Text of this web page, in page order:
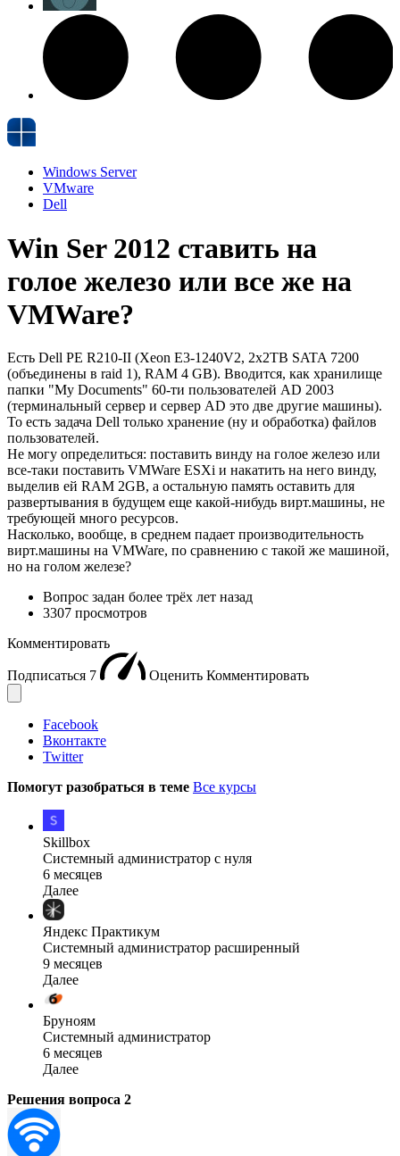
Windows Server
VMware
Dell
Win Ser 2012 ставить на
голое железо или все же на
VMWare?
Есть Dell PE R210-II (Xeon E3-1240V2, 2x2TB SATA 7200
(объединены в raid 1), RAM 4 GB). Вводится, как хранилище
папки "My Documents" 60-ти пользователей AD 2003
(терминальный сервер и сервер AD это две другие машины).
То есть задача Dell только хранение (ну и обработка) файлов
пользователей.
Не могу определиться: поставить винду на голое железо или
все-таки поставить VMWare ESXi и накатить на него винду,
выделив ей RAM 2GB, а остальную память оставить для
развертывания в будущем еще какой-нибудь вирт.машины, не
требующей много ресурсов.
Насколько, вообще, в среднем падает производительность
вирт.машины на VMWare, по сравнению с такой же машиной,
но на голом железе?
Вопрос задан более трёх лет назад
3307 просмотров
Комментировать
Подписаться 7 Оценить Комментировать
Facebook
Вконтакте
Twitter
Помогут разобраться в теме Все курсы
Skillbox
Системный администратор с нуля
6 месяцев
Далее
Яндекс Практикум
Системный администратор расширенный
9 месяцев
Далее
Бруноям
Системный администратор
6 месяцев
Далее
Решения вопроса 2